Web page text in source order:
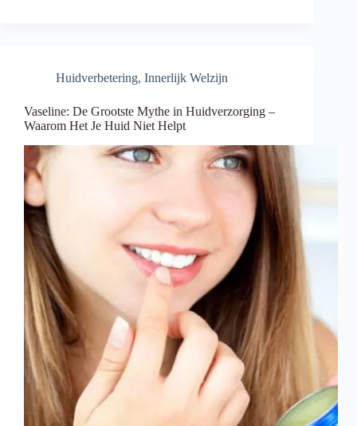
Huidverbetering, Innerlijk Welzijn
Vaseline: De Grootste Mythe in Huidverzorging –
Waarom Het Je Huid Niet Helpt